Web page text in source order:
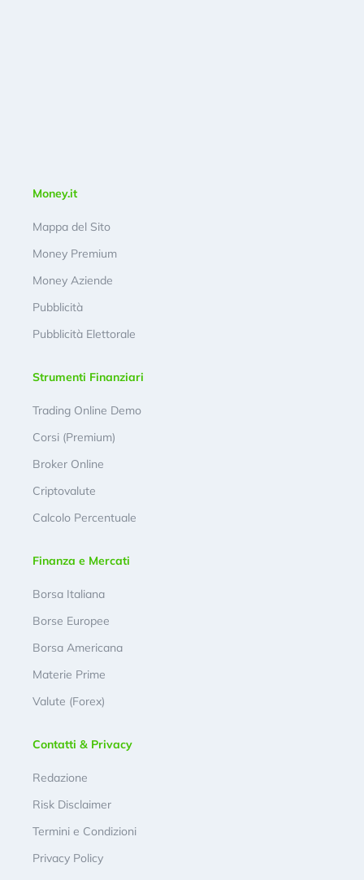
Money.it
Mappa del Sito
Money Premium
Money Aziende
Pubblicità
Pubblicità Elettorale
Strumenti Finanziari
Trading Online Demo
Corsi (Premium)
Broker Online
Criptovalute
Calcolo Percentuale
Finanza e Mercati
Borsa Italiana
Borse Europee
Borsa Americana
Materie Prime
Valute (Forex)
Contatti & Privacy
Redazione
Risk Disclaimer
Termini e Condizioni
Privacy Policy